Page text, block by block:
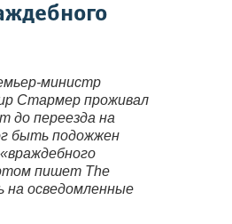
министр
Стармер проживал
до переезда на
быть подожжен
пишет The
на осведомленные